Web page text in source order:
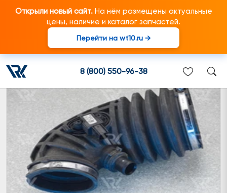
Открыли новый сайт.На нём размещены актуальные
цены, наличие и каталог запчастей.
Перейти на wt10.ru →
8 (800) 550-96-38
Гофрированный рукав